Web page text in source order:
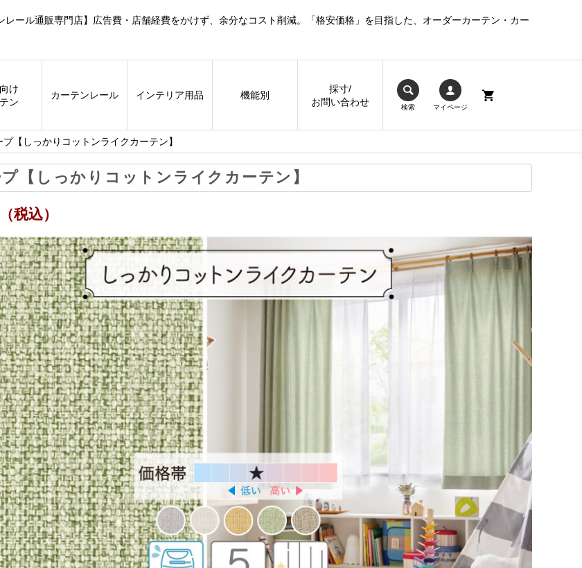
レール通販専門店】広告費・店舗経費をかけず、余分なコスト削減。「格安価格」を目指した、オーダーカーテン・カー
け
ン
カーテンレール インテリア用品 機能別
採寸/
お問い合わせ
検索 マイページ
プ【しっかりコットンライクカーテン】
プ【しっかりコットンライクカーテン】
税込）